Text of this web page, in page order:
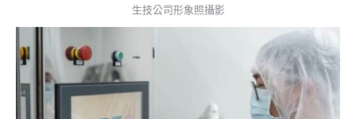
生技公司形象照攝影